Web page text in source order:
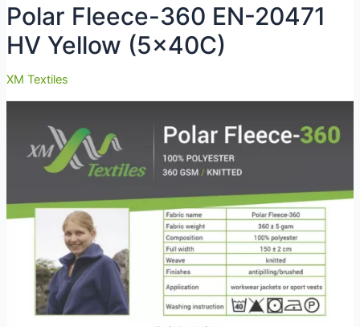
Polar Fleece-360 EN-20471
HV Yellow (5x40C)
XM Textiles